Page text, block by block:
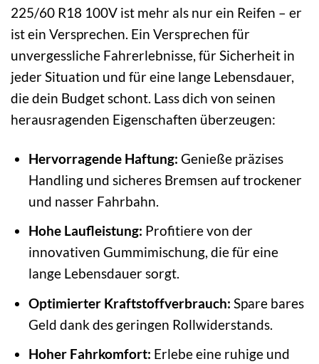
225/60 R18 100V ist mehr als nur ein Reifen – er
ist ein Versprechen. Ein Versprechen für
unvergessliche Fahrerlebnisse, für Sicherheit in
jeder Situation und für eine lange Lebensdauer,
die dein Budget schont. Lass dich von seinen
herausragenden Eigenschaften überzeugen:
Hervorragende Haftung: Genieße präzises
Handling und sicheres Bremsen auf trockener
und nasser Fahrbahn.
Hohe Laufleistung: Profitiere von der
innovativen Gummimischung, die für eine
lange Lebensdauer sorgt.
Optimierter Kraftstoffverbrauch: Spare bares
Geld dank des geringen Rollwiderstands.
Hoher Fahrkomfort: Erlebe eine ruhige und